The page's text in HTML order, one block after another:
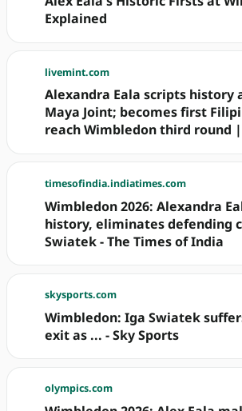
Explained
livemint.com
Alexandra Eala scripts history
Maya Joint; becomes first
reach Wimbledon third round
timesofindia.indiatimes.com
Wimbledon 2026: Alexandra
history, eliminates defending
Swiatek - The Times of India
skysports.com
Wimbledon: Iga Swiatek
exit as ... - Sky Sports
olympics.com